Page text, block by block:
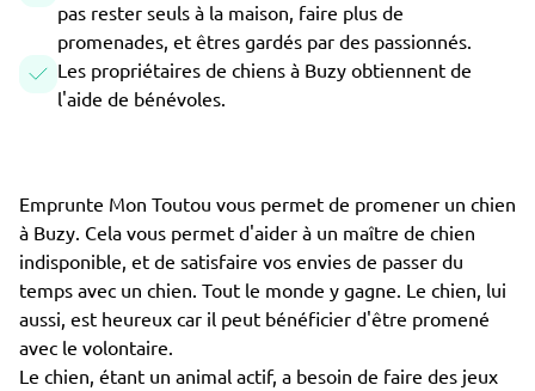
pas rester seuls à la maison, faire plus de
promenades, et êtres gardés par des passionnés.
Les propriétaires de chiens à Buzy obtiennent de
l'aide de bénévoles.
Emprunte Mon Toutou vous permet de promener un chien
à Buzy. Cela vous permet d'aider à un maître de chien
indisponible, et de satisfaire vos envies de passer du
temps avec un chien. Tout le monde y gagne. Le chien, lui
aussi, est heureux car il peut bénéficier d'être promené
avec le volontaire.
Le chien, étant un animal actif, a besoin de faire des jeux